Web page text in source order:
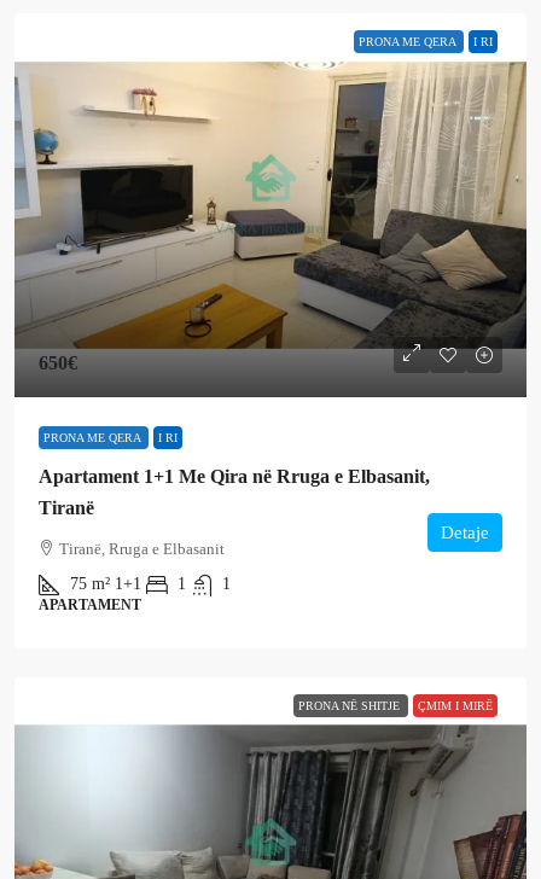
PRONA ME QERA I RI
650€
PRONA ME QERA I RI
Apartament 1+1 Me Qira në Rruga e Elbasanit,
Tiranë
Tiranë, Rruga e Elbasanit
75 m² 1+1 1 1
APARTAMENT
Detaje
PRONA NË SHITJE ÇMIM I MIRË